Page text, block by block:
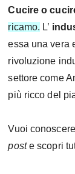
Cucire o
ricamo. L’
essa una vera
rivoluzione
settore come
più ricco del
Vuoi
poste scopri